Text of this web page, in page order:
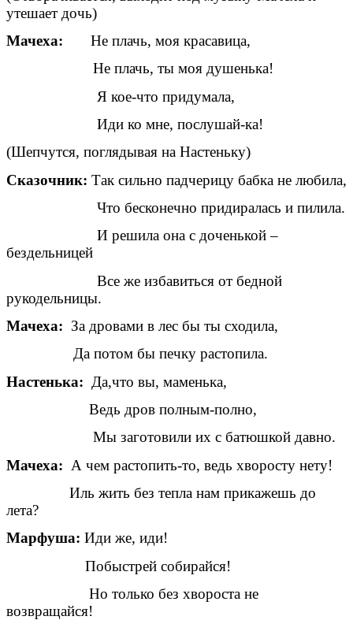
утешает дочь)
Мачеха: Не плачь, моя красавица,
Не плачь, ты моя душенька!
Я кое-что придумала,
Иди ко мне, послушай-ка!
(Шепчутся, поглядывая на Настеньку)
Сказочник: Так сильно падчерицу бабка не любила,
Что бесконечно придиралась и пилила.
И решила она с доченькой –
бездельницей
Все же избавиться от бедной
рукодельницы.
Мачеха: За дровами в лес бы ты сходила,
Да потом бы печку растопила.
Настенька: Да,что вы, маменька,
Ведь дров полным-полно,
Мы заготовили их с батюшкой давно.
Мачеха: А чем растопить-то, ведь хворосту нету!
Иль жить без тепла нам прикажешь до
лета?
Марфуша: Иди же, иди!
Побыстрей собирайся!
Но только без хвороста не
возвращайся!